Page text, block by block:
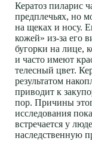
Кератоз пиларис
предплечьях, но
на щеках и носу.
кожей» из-за
бугорки на лице,
и часто имеют
телесный цвет.
результатом
приводит к
пор. Причины
исследования
встречается у
наследственную